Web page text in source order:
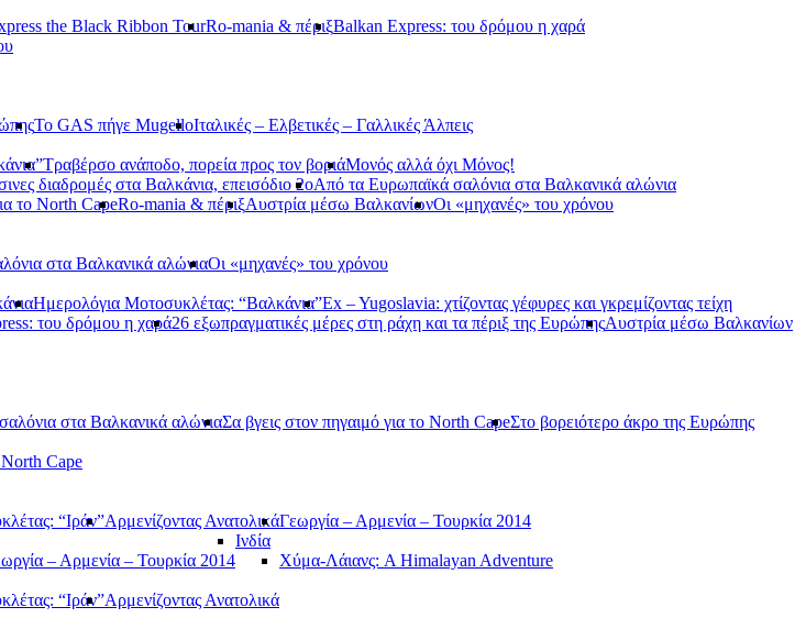
the Black Ribbon TourRo-mania & πέριξBalkan Express: του δρόμου η χαρά
Το GAS πήγε MugelloΙταλικές – Ελβετικές – Γαλλικές Άλπεις
Τραβέρσο ανάποδο, πορεία προς τον βοριάΜονός αλλά όχι Μόνος!
διαδρομές στα Βαλκάνια, επεισόδιο 2οΑπό τα Ευρωπαϊκά σαλόνια στα Βαλκανικά αλώνια
το North CapeRo-mania & πέριξΑυστρία μέσω ΒαλκανίωνΟι «μηχανές» του χρόνου
στα Βαλκανικά αλώνιαΟι «μηχανές» του χρόνου
Ημερολόγια Μοτοσυκλέτας: “Βαλκάνια”Ex – Yugoslavia: χτίζοντας γέφυρες και γκρεμίζοντας τείχη
του δρόμου η χαρά26 εξωπραγματικές μέρες στη ράχη και τα πέριξ της ΕυρώπηςΑυστρία μέσω Βαλκανίων
στα Βαλκανικά αλώνιαΣα βγεις στον πηγαιμό για το North CapeΣτο βορειότερο άκρο της Ευρώπης
North Cape
“Ιράν”Αρμενίζοντας ΑνατολικάΓεωργία – Αρμενία – Τουρκία 2014
– Αρμενία – Τουρκία 2014
Ινδία
Χύμα-Λάιανς: A Himalayan Adventure
“Ιράν”Αρμενίζοντας Ανατολικά